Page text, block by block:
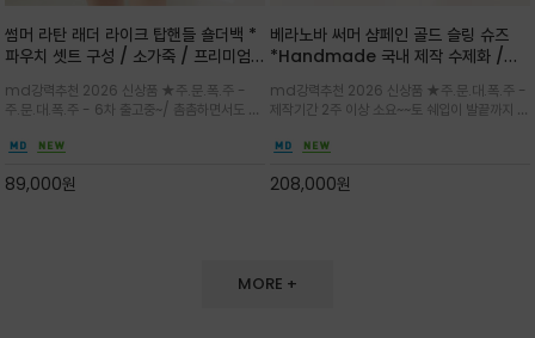
썸머 라탄 래더 라이크 탑핸들 숄더백 *
파우치 셋트 구성 / 소가죽 / 프리미엄
라이크 배색이 조화롭게 어우러진 탑핸
들 숄더백
md강력추천 2026 신상품 ★주.문.폭.주 -
주.문.대.폭.주 - 6차 출고중~/ 촘촘하면서도 입
만들며 부드러운 곡선의 바스켓 실루엣에 넉넉한
양한 연출이
89,000원
베라노바 써머 샴페인 골드 슬링 슈즈
*Handmade 국내 제작 수제화 /은
스럽게 밝혀주는 슬링백 플랫슈
md강력추천 2026 신상품 ★주.문.대.폭.주 -
제작기간 2주 이상 소요~~토 쉐입이 발끝까지 세
끔한 디자인과 베이직한 컬러감으로 높은 활용도
일까지 두루 잘 어울리는 활2
208,000원
MORE +